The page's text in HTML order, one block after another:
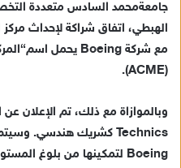
ا
إ
ل
ر
جامعةمحمد السادس متعددة
الهبطي، اتفاق شراكة لإحداث مركز
مع شركة Boeing يحمل اسم“
(
ACME
).
وبالموازاة مع ذلك، تم الإعلان عن
Technics كشريك هندسي.
Boeing لتمكينها من بلوغ